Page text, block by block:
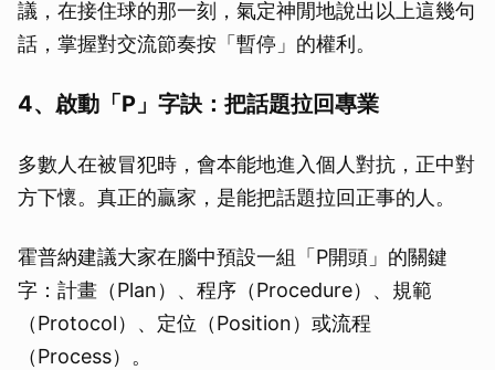
議，在接住球的那一刻，氣定神閒地說出以上這幾句
話，掌握對交流節奏按「暫停」的權利。
4、啟動「P」字訣：把話題拉回專業
多數人在被冒犯時，會本能地進入個人對抗，正中對
方下懷。真正的贏家，是能把話題拉回正事的人。
霍普納建議大家在腦中預設一組「P開頭」的關鍵
字：計畫（Plan）、程序（Procedure）、規範
（Protocol）、定位（Position）或流程
（Process）。